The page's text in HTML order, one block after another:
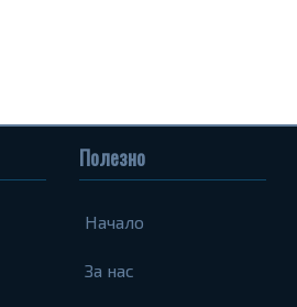
Полезно
Начало
За нас